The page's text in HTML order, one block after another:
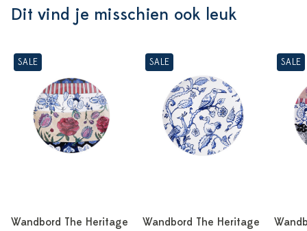
Dit vind je misschien ook leuk
SALE
Wandbord The Heritage
SALE
Wandbord The Heritage
SALE